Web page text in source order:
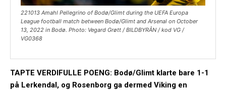
221013 Amahl Pellegrino of Bodø/Glimt during the UEFA Europa
League football match between Bodø/Glimt and Arsenal on October
13, 2022 in Bodø. Photo: Vegard Grøtt / BILDBYRÅN / kod VG /
VG0368
TAPTE VERDIFULLE POENG: Bodø/Glimt klarte bare 1-1
på Lerkendal, og Rosenborg ga dermed Viking en